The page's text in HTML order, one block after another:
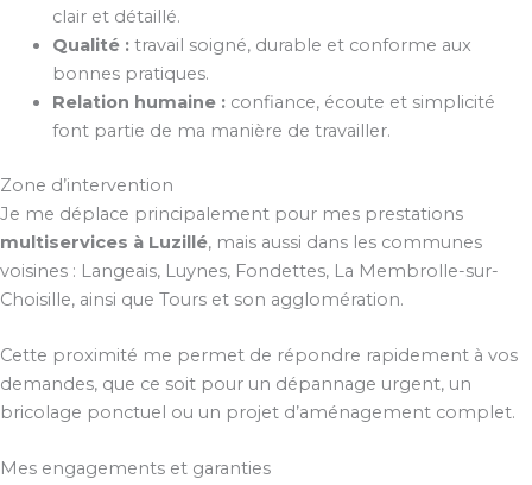
clair et détaillé.
Qualité :travail soigné, durable et conforme aux
bonnes pratiques.
Relation humaine :confiance, écoute et simplicité
font partie de ma manière de travailler.
Zone d’intervention
Je me déplace principalement pour mes prestations
multiservices à Luzillé, mais aussi dans les communes
voisines : Langeais, Luynes, Fondettes, La Membrolle-sur-
Choisille, ainsi que Tours et son agglomération.
Cette proximité me permet de répondre rapidement à vos
demandes, que ce soit pour un dépannage urgent, un
bricolage ponctuel ou un projet d’aménagement complet.
Mes engagements et garanties